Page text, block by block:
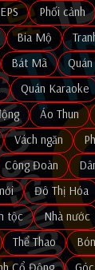
Phối cảnh
Bia Mộ
Bát Mã
Quán Karaoke
Áo Thun
Vách ngăn
Công Đoàn
Đô Thị Hóa
tộc
Nhà nước
Thể Thao